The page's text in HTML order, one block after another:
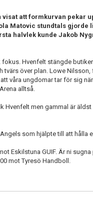
att formkurvan pekar
Matovic stundtals gjorde
halvlek kunde Jakob
fokus. Hvenfelt stängde
över plan. Lowe
våra ungdomar tar för sig
alltså.
Hvenfelt men gammal är
som hjälpte till att hålla
Eskilstuna GUIF. Är ni
mot Tyresö Handboll.